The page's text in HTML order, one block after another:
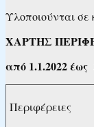
Υλοποιούνται
ΧΑΡΤΗΣ
από 1.1.2022 έως
Περιφέρειες